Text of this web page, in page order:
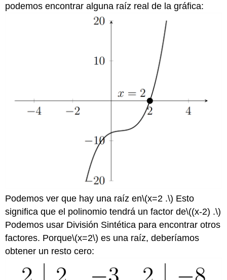
podemos encontrar alguna raíz real de la gráfica:
Podemos ver que hay una raíz en\(x=2 .\) Esto
significa que el polinomio tendrá un factor de\((x-2) .\)
Podemos usar División Sintética para encontrar otros
factores. Porque\(x=2\) es una raíz, deberíamos
obtener un resto cero: